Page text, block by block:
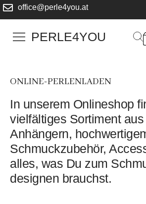
office@perle4you.at
PERLE4YOU
ONLINE-PERLENLADEN
In unserem Onlineshop
vielfältiges Sortiment
Anhängern,
Schmuckzubehör,
alles, was Du zum
designen brauchst.